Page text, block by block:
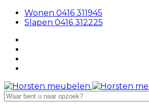
Wonen 0416 311945
Slapen 0416 312225